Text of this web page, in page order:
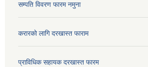
सम्पति विवरण फारम नमुना
करारको लागि दरखास्त फाराम
प्राविधिक सहायक दरखास्त फारम